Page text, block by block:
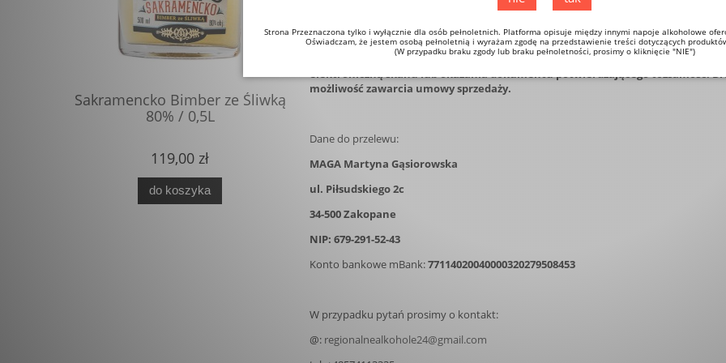
Sakramencko Bimber ze Śliwką
80% / 0,5L
119,00 zł
do koszyka
10,50 zł
W cenie przesyłki zawiera się koszt ubezpieczenia zamówionego towaru.
Dajemy Państwu gwarancję otrzymania paczki lub zwrotu pieniędzy za zakupiony
Sprzedający w celu potwierdzenia pełnoletniości Kupującego jest uprawniony
elektroniczną skanu lub okazania dokumentu potwierdzającego tożsamość.
możliwość zawarcia umowy sprzedaży.
Dane do przelewu:
MAGA Martyna Gąsiorowska
ul. Piłsudskiego 2c
34-500 Zakopane
NIP: 679-291-52-43
Konto bankowe mBank:77114020040000320279508453
W przypadku pytań prosimy o kontakt:
@: regionalnealkohole24@gmail.com
Strona Przeznaczona tylko i wyłącznie dla osób pełnoletnich. Platforma opisuje między innymi napoje alkoholowe
Oświadczam, że jestem osobą pełnoletnią i wyrażam zgodę na przedstawienie treści dotyczących
(W przypadku braku zgody lub braku pełnoletności, prosimy o kliknięcie "NIE")